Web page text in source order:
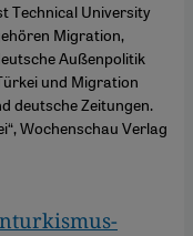
Technical University
Migration,
Außenpolitik
und Migration
deutsche Zeitungen.
Wochenschau Verlag